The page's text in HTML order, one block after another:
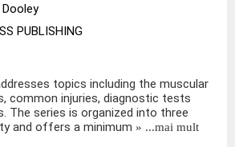
PUBLISHING
topics including the muscular
common injuries, diagnostic tests
The series is organized into three
and offers a minimum » ...mai mult